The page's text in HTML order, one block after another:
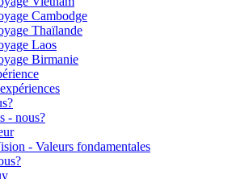
Cambodge
Thaïlande
Laos
Birmanie
- nous?
- Valeurs fondamentales